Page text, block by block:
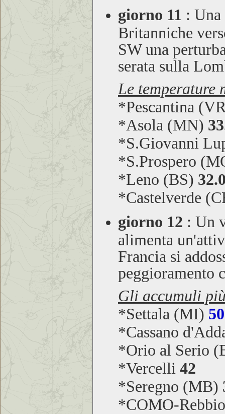
giorno 11 : Una
Britanniche
SW una
serata sulla
Le temperature
*Pescantina
*Asola (MN)
*S.Giovanni
*S.Prospero
*Leno (BS)
*Castelverde
giorno 12 : Un
alimenta
Francia si
peggioramento
Gli accumuli
*Settala (MI) 50
*Cassano
*Orio al Serio
*Vercelli 42
*Seregno (MB)
*COMO-